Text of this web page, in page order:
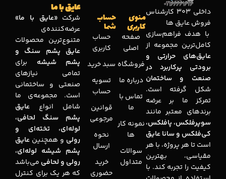
داخلی 303 کارشناس
فروش عایق ها
با هدف فراهم‌سازی
کامل‌ترین مجموعه‌ از
عایق‌های حرارتی و
برودتی پرکاربرد در
صنعت و ساختمان
شکل گرفته است.
تمرکز ما بر عرضه
برندهای معتبر مانند
سوپرفلکس، پافلکس،
کی‌فلکس و سانا عایق
است تا هر پروژه، با هر
مقیاسی، بهترین
کیفیت را تجربه کند. با
منوی
کاربری
صفحه
اصلی
فروشگاه
درباره ما
تماس با
ما
نمونه کار
ها
سوالات
متداول
حساب
شما
حساب
کاربری
سبد خرید
تسویه
حساب
قوانین
مرجوعی
نحوه
ارسال
خرید
حضوری
عایق با ما
شرکت«عایق با ما»
عرضه‌کننده‌ی
متنوع‌ترین محصولات
عایق پشم سنگ و
پشم شیشه برای
تمامی نیازهای
صنعتی و ساختمانی
است. مجموعه‌ی ما
شامل انواع عایق
پشم سنگ لحافی،
لوله‌ای، تخته‌ای و
رولی و همچنین عایق
پشم شیشه لوله‌ای،
رولی و لحافی می‌باشد
که هر یک برای کنترل